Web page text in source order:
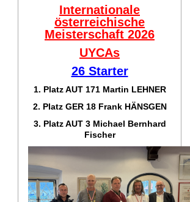
Internationale
österreichische
Meisterschaft 2026
UYCAs
26 Starter
1. Platz AUT 171 Martin LEHNER
2. Platz GER 18 Frank HÄNSGEN
3. Platz AUT 3 Michael Bernhard
Fischer